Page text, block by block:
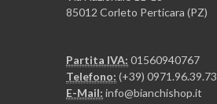
85012 Corleto Perticara (PZ)
Partita IVA: 01560940767
Telefono: (+39) 0971.96.39.73
E-Mail: info@bianchishop.it